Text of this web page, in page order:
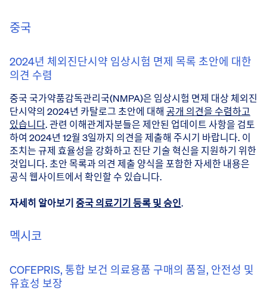
중국
2024년 체외진단시약 임상시험 면제 목록 초안에 대한
의견 수렴
중국 국가약품감독관리국(NMPA)은 임상시험 면제 대상 체외진
단시약의 2024년 카탈로그 초안에 대해 공개 의견을 수렴하고
있습니다. 관련 이해관계자분들은 제안된 업데이트 사항을 검토
하여 2024년 12월 3일까지 의견을 제출해 주시기 바랍니다. 이
조치는 규제 효율성을 강화하고 진단 기술 혁신을 지원하기 위한
것입니다. 초안 목록과 의견 제출 양식을 포함한 자세한 내용은
공식 웹사이트에서 확인할 수 있습니다.
자세히 알아보기 중국 의료기기 등록 및 승인.
멕시코
COFEPRIS, 통합 보건 의료용품 구매의 품질, 안전성 및
유효성 보장